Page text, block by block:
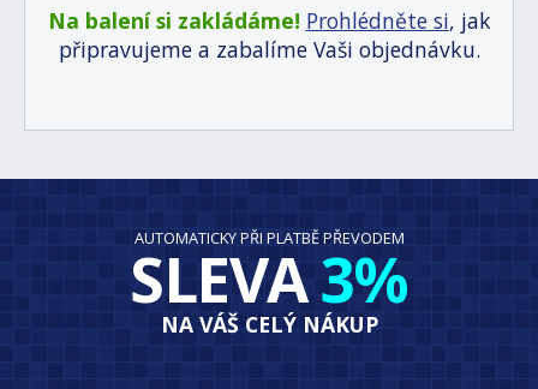
Na balení si zakládáme! Prohlédněte si, jak
připravujeme a zabalíme Vaši objednávku.
AUTOMATICKY PŘI PLATBĚ PŘEVODEM
SLEVA3%
NA VÁŠ CELÝ NÁKUP